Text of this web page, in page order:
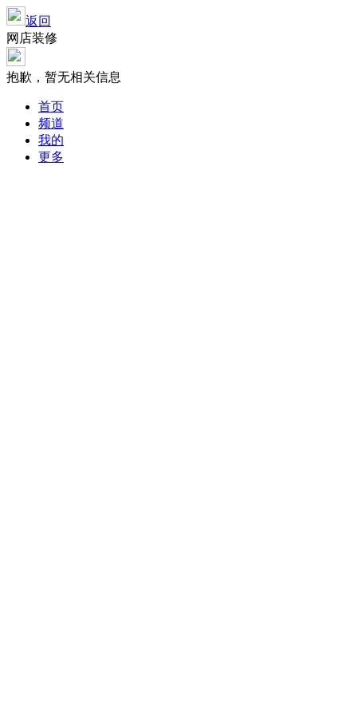
返回
网店装修
抱歉，暂无相关信息
首页
频道
我的
更多